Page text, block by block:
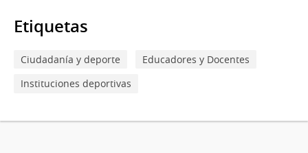
Etiquetas
Ciudadanía y deporte
Educadores y Docentes
Instituciones deportivas